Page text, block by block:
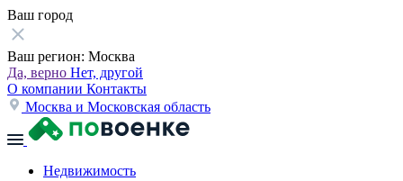
Ваш город
Ваш регион: Москва
Да, верно Нет, другой
О компании Контакты
Москва и Московская область
Недвижимость